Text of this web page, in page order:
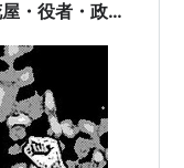
・役者・政治